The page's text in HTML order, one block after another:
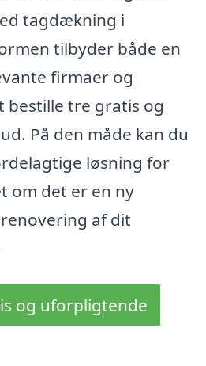
tagdækning i
tilbyder både en
firmaer og
bestille tre gratis og
På den måde kan du
løsning for
om det er en ny
af dit
og uforpligtende